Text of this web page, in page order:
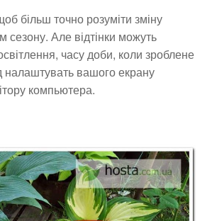
більш точно розуміти зміну
сезону. Але відтінки можуть
часу доби, коли зроблене
налаштувать вашого екрану
компьютера.